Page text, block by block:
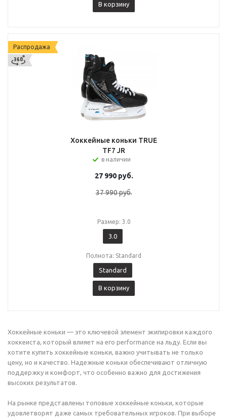
В корзину
Распродажа
Хоккейные коньки TRUE
TF7 JR
в наличии
27 990руб.
37 990руб.
Размер: 3.0
3.0
Полнота: Standard
Standard
В корзину
Хоккейные коньки — это ключевой элемент экипировки каждого
хоккеиста, который влияет на его performance на льду. Если вы
хотите купить хоккейные коньки, важно учитывать не только
цену, но и качество. Надежные коньки обеспечивают отличную
поддержку и комфорт, что особенно важно для достижения
высоких результатов.
На рынке представлены топовые хоккейные коньки, которые
удовлетворят даже самых требовательных игроков. При выборе